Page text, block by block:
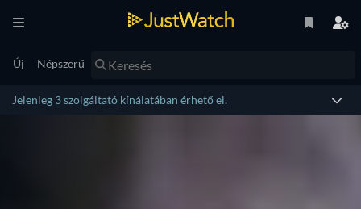
Új Népszerű
Jelenleg 3 szolgáltató kínálatában érhető el.